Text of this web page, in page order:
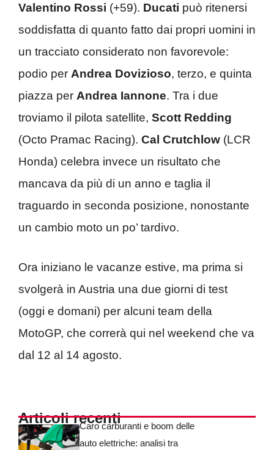
Valentino Rossi (+59). Ducati può ritenersi
soddisfatta di quanto fatto dai propri uomini in
un tracciato considerato non favorevole:
podio per Andrea Dovizioso, terzo, e quinta
piazza per Andrea Iannone. Tra i due
troviamo il pilota satellite, Scott Redding
(Octo Pramac Racing). Cal Crutchlow (LCR
Honda) celebra invece un risultato che
mancava da più di un anno e taglia il
traguardo in seconda posizione, nonostante
un cambio moto un po’ tardivo.
Ora iniziano le vacanze estive, ma prima si
svolgerà in Austria una due giorni di test
(oggi e domani) per alcuni team della
MotoGP, che correrà qui nel weekend che va
dal 12 al 14 agosto.
Articoli recentiCaro carburanti e boom delle
auto elettriche: analisi tra